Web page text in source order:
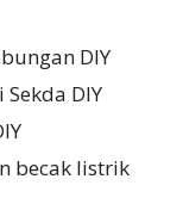
DIY
DIY
becak listrik